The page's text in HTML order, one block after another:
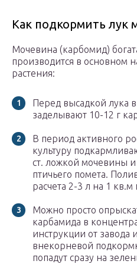
Как подкормить лук
Мочевина (карбомид)
производится в основном
растения:
Перед высадкой лука
заделывают 10-12 г
В период активного
культуру
ст. ложкой мочевины
птичьего помета.
расчета 2-3 л на 1 кв.м
Можно просто
карбамида в
инструкции от завода
внекорневой
попадут сразу на